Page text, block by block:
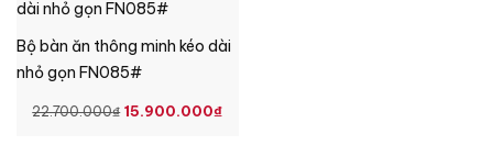
Bộ bàn ăn thông minh kéo dài
nhỏ gọn FN085#
22.700.000₫ GIÁ
15.900.000₫GIÁ